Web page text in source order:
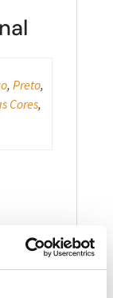
,Preto,
Cores,